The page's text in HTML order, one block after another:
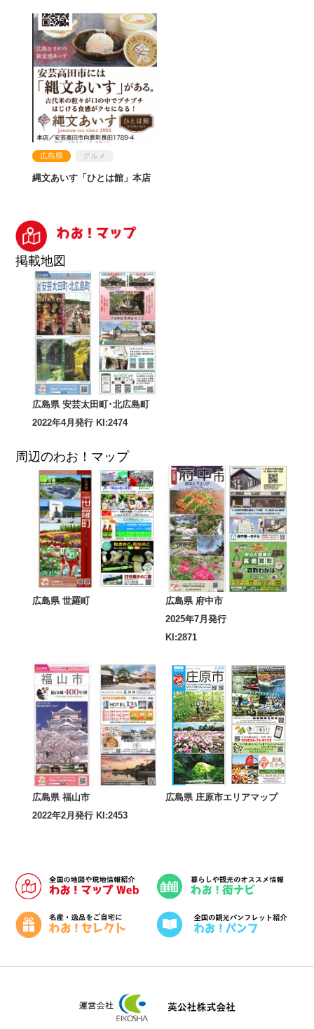
広島県 グルメ
縄文あいす「ひとは館」本店
掲載地図
広島県 安芸太田町･北広島町
2022年4月発行 KI:2474
周辺のわお！マップ
広島県 世羅町
広島県 府中市
2025年7月発行
KI:2871
広島県 福山市
2022年2月発行 KI:2453
広島県 庄原市エリアマップ